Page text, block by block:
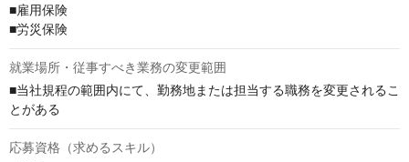
■雇用保険
■労災保険
就業場所・従事すべき業務の変更範囲
■当社規程の範囲内にて、勤務地または担当する職務を変更されるこ
とがある
応募資格（求めるスキル）